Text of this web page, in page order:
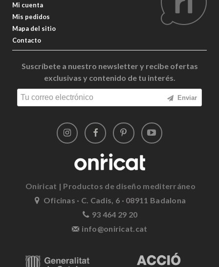
Mi cuenta
Mis pedidos
Mapa del sitio
Contacto
Suscríbete a nuestro newsletter y recibe ofertas
exclusivas y contenido de tu interés.
Enviar
Oniricat | Productos de diseño mediterráneo
Oficinas · C. Cadis, 6 · 08911 Badalona
93 464 29 20
info@oniricat.cat